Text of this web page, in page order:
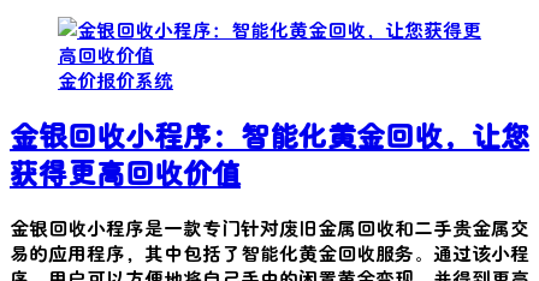
金价报价系统
金银回收小程序：智能化黄金回收，让您
获得更高回收价值
金银回收小程序是一款专门针对废旧金属回收和二手贵金属交
易的应用程序，其中包括了智能化黄金回收服务。通过该小程